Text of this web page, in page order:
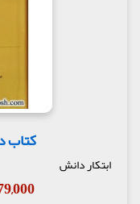
کتاب
ابتکار دانش
679,000